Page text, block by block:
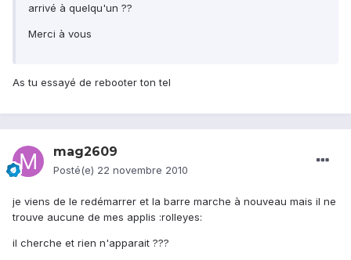
arrivé à quelqu'un ??
Merci à vous
As tu essayé de rebooter ton tel
mag2609
Posté(e) 22 novembre 2010
je viens de le redémarrer et la barre marche à nouveau mais il ne
trouve aucune de mes applis :rolleyes:
il cherche et rien n'apparait ???